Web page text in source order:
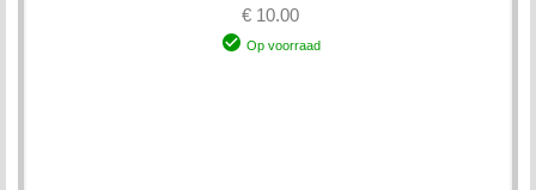
€ 10.00
Op voorraad